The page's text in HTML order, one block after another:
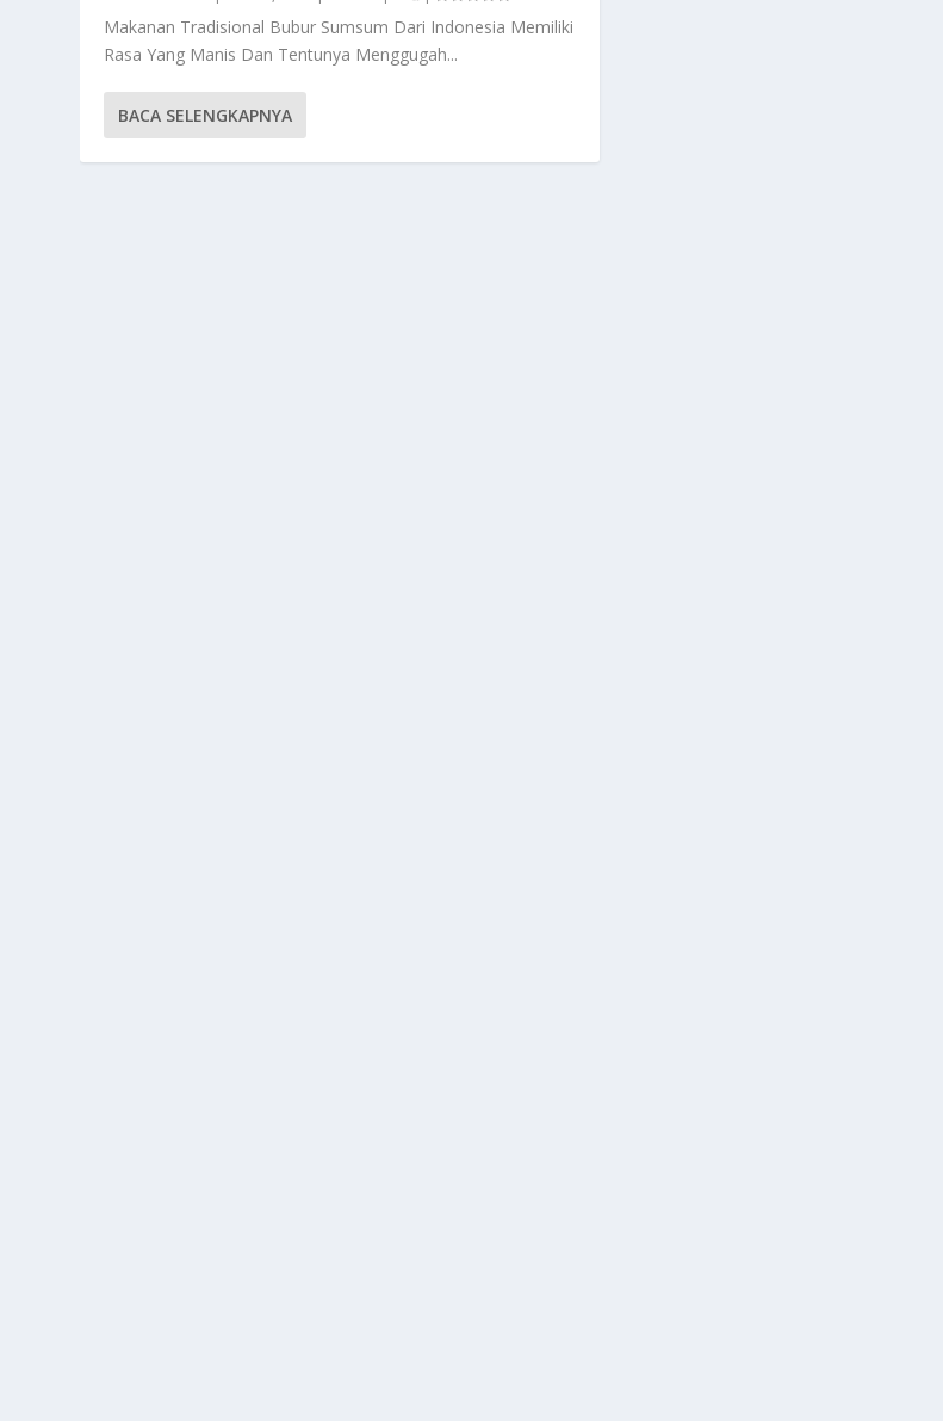
Makanan Tradisional Bubur Sumsum Dari Indonesia Memiliki
Rasa Yang Manis Dan Tentunya Menggugah...
BACA SELENGKAPNYA